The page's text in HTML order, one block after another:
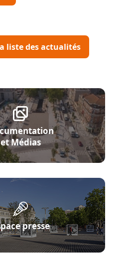
liste des actualités
et Médias
presse